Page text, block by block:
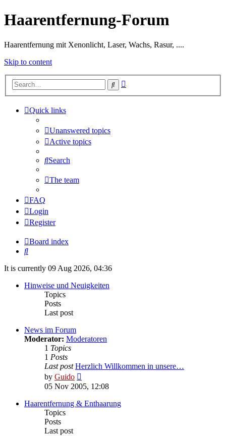
Haarentfernung-Forum
Haarentfernung mit Xenonlicht, Laser, Wachs, Rasur, ....
Skip to content
Search
Quick links
Unanswered topics
Active topics
Search
The team
FAQ
Login
Register
Board index
Search
It is currently 09 Aug 2026, 04:36
Hinweise und Neuigkeiten
Topics
Posts
Last post
News im Forum
Moderator: Moderatoren
1 Topics
1 Posts
Last post Herzlich Willkommen in unsere…
by Guido
the
post
05 Nov 2005, 12:08
Haarentfernung & Enthaarung
Topics
Posts
Last post